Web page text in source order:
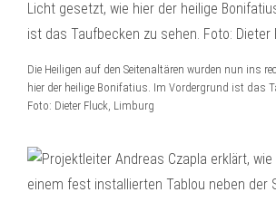
Die Heiligen auf den Seitenaltären wurden nun ins
hier der heilige Bonifatius. Im Vordergrund ist das
Foto: Dieter Fluck, Limburg